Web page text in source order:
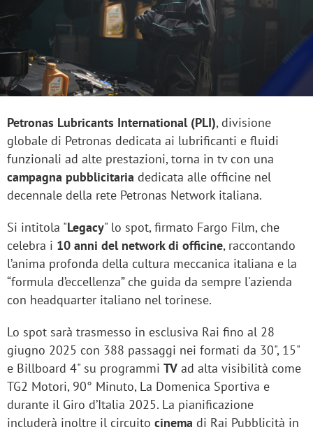
Petronas Lubricants International (PLI), divisione
globale di Petronas dedicata ai lubrificanti e fluidi
funzionali ad alte prestazioni, torna in tv con una
campagna pubblicitaria dedicata alle officine nel
decennale della rete Petronas Network italiana.
Si intitola "Legacy" lo spot, firmato Fargo Film, che
celebra i 10 anni del network di officine, raccontando
l’anima profonda della cultura meccanica italiana e la
“formula d’eccellenza” che guida da sempre l'azienda
con headquarter italiano nel torinese.
Lo spot sarà trasmesso in esclusiva Rai fino al 28
giugno 2025 con 388 passaggi nei formati da 30", 15"
e Billboard 4" su programmi TV ad alta visibilità come
TG2 Motori, 90° Minuto, La Domenica Sportiva e
durante il Giro d’Italia 2025. La pianificazione
includerà inoltre il circuito cinema di Rai Pubblicità in